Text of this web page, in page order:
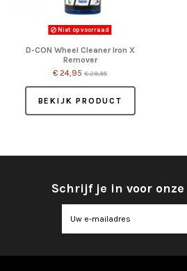
Niet op voorraad
D-CON Wheel Cleaner Iron X
Remover
€ 24,95 € 29,95
BEKIJK PRODUCT
Schrijf je in voor